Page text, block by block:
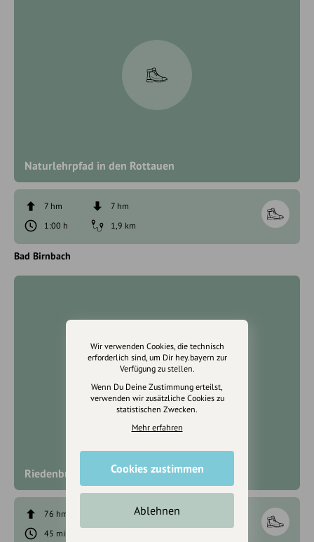
Naturlehrpfad in den Rottauen
7 hm
7 hm
1:00 h
1,9 km
Bad Birnbach
Riedenburger Klangweg
76 hm
84 hm
45 min
Wir verwenden Cookies, die technisch
erforderlich sind, um Dir hey.bayern zur
Verfügung zu stellen.
Wenn Du Deine Zustimmung erteilst,
verwenden wir zusätzliche Cookies zu
statistischen Zwecken.
Mehr erfahren
Cookies zustimmen
Ablehnen